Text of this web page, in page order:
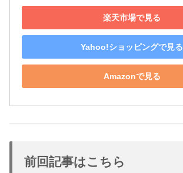
楽天市場で見る
Yahoo!ショッピングで見る
Amazonで見る
前回記事はこちら